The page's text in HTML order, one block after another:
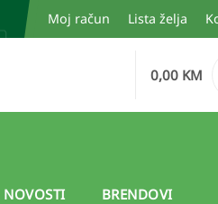
Moj račun Lista želja
0,00 KM
NOVOSTI
BRENDOVI